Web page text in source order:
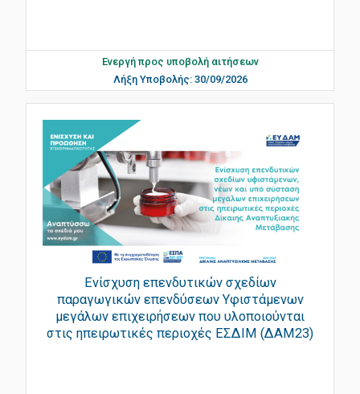
Ενεργή προς υποβολή αιτήσεων
Λήξη Υποβολής: 30/09/2026
Ενίσχυση επενδυτικών σχεδίων
παραγωγικών επενδύσεων Υφιστάμενων
μεγάλων επιχειρήσεων που υλοποιούνται
στις ηπειρωτικές περιοχές ΕΣΔΙΜ (ΔΑΜ23)